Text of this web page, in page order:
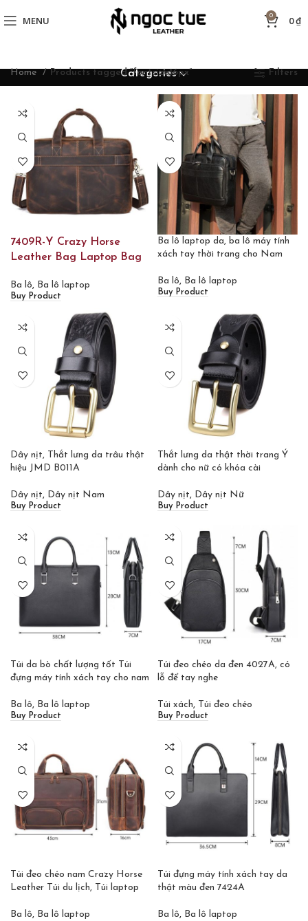
MENU 0 0₫
Categories
Home Products tagged “fontsize16px” Filters
7409R-Y Crazy Horse
Leather Bag Laptop Bag
Ba lô, Ba lô laptop
Buy Product
Ba lô laptop da, ba lô máy tính
xách tay thời trang cho Nam
Ba lô, Ba lô laptop
Buy Product
Dây nịt, Thắt lưng da trâu thật
hiệu JMD B011A
Dây nịt, Dây nịt Nam
Buy Product
Thắt lưng da thật thời trang Ý
dành cho nữ có khóa cài
Dây nịt, Dây nịt Nữ
Buy Product
Túi da bò chất lượng tốt Túi
đựng máy tính xách tay cho nam
Ba lô, Ba lô laptop
Buy Product
Túi đeo chéo da đen 4027A, có
lỗ để tay nghe
Túi xách, Túi đeo chéo
Buy Product
Túi đeo chéo nam Crazy Horse
Leather Túi du lịch, Túi laptop
Ba lô, Ba lô laptop
Túi đựng máy tính xách tay da
thật màu đen 7424A
Ba lô, Ba lô laptop